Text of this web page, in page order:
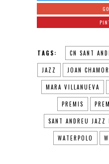
TAGS: CN SANT
JAZZ JOAN
MARA VILLANUEVA
PREMIS
SANT ANDREU JAZZ
WATERPOLO